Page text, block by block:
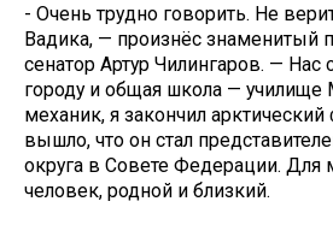
- Очень трудно говорить. Не
Вадика, — произнёс знаменитый
сенатор Артур Чилингаров. —
городу и общая школа —
механик, я закончил арктический
вышло, что он стал
округа в Совете Федерации. Для
человек, родной и близкий.